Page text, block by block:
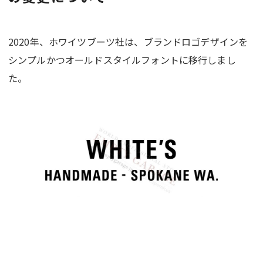
2020年、ホワイツブーツ社は、ブランドロゴデザインを
シンプルかつオールドスタイルフォントに移行しまし
た。